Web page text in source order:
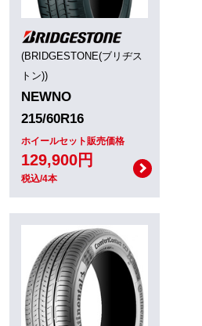
(BRIDGESTONE(ブリヂス
トン))
NEWNO
215/60R16
ホイールセット販売価格
129,900円
税込/4本